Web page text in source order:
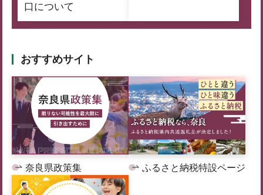
口について
おすすめサイト
奈良県政策集 ふるさと納税特設ページ